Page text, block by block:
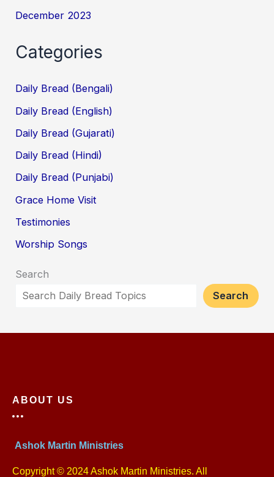
December 2023
Categories
Daily Bread (Bengali)
Daily Bread (English)
Daily Bread (Gujarati)
Daily Bread (Hindi)
Daily Bread (Punjabi)
Grace Home Visit
Testimonies
Worship Songs
Search
Search
ABOUT US
Ashok Martin Ministries
Copyright © 2024 Ashok Martin Ministries. All